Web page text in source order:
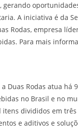
gerando
A iniciativa é da
Rodas, empresa
Para mais
Duas Rodas atua
no Brasil e no
divididos em
e aditivos e